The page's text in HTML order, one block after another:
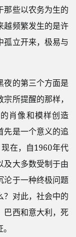
那些以农务为生的
越频繁发生的是许
孤立开来，极易与
夜的第三个方面是
所提醒的那样，
肖像和模样创造
先是一个意义的追
在，自1960年代
及大多数受制于由
沦于一种终极问题
？对此，社会中的
巴西和意大利，死